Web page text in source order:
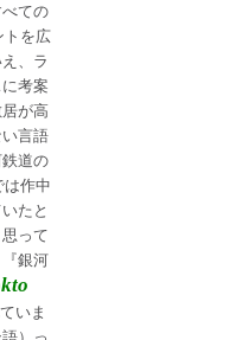
ての
トを広
、ラ
考案
が高
言語
道の
は作中
たと
って
銀河
いま